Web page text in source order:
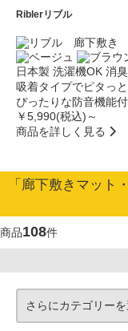
Riblerリブル
日本製 洗濯機OK 消臭
吸着タイプでピタっ
ぴったりな防音機能
￥5,990(税込)～
商品を詳しく見る
「廊下敷きマット
商品108件
さらにカテゴリー